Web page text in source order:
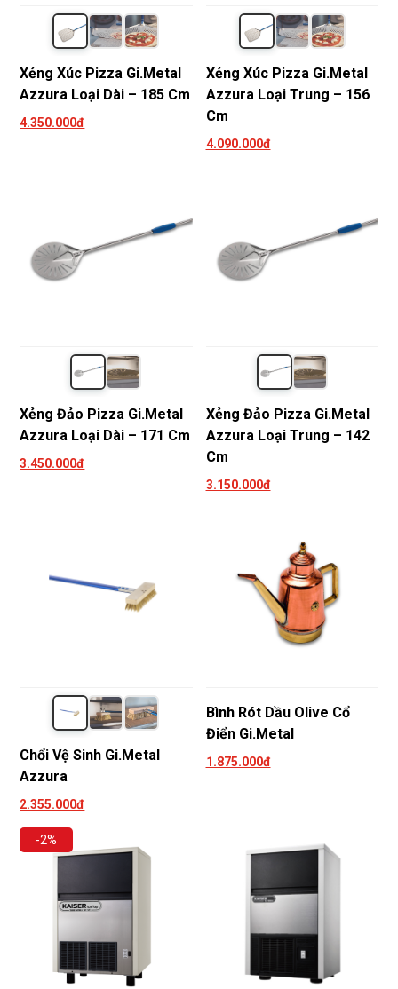
Xẻng Xúc Pizza Gi.Metal
Azzura Loại Dài – 185 Cm
4.350.000đ
Xẻng Xúc Pizza Gi.Metal
Azzura Loại Trung – 156
Cm
4.090.000đ
Xẻng Đảo Pizza Gi.Metal
Azzura Loại Dài – 171 Cm
3.450.000đ
Xẻng Đảo Pizza Gi.Metal
Azzura Loại Trung – 142
Cm
3.150.000đ
Chổi Vệ Sinh Gi.Metal
Azzura
2.355.000đ
Bình Rót Dầu Olive Cổ
Điển Gi.Metal
1.875.000đ
-2%